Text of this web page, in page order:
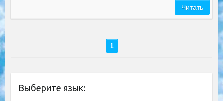
Читать
1
Выберите язык: